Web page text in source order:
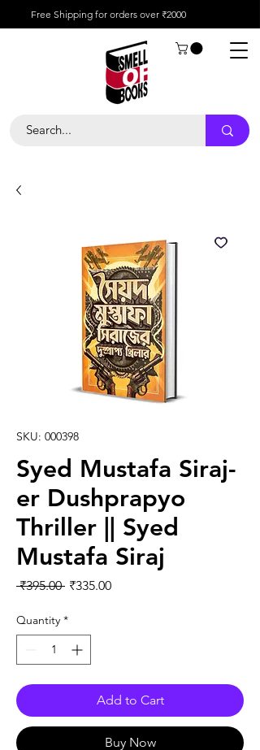
Free Shipping for orders over ₹2000
SKU: 000398
Syed Mustafa Siraj-
er Dushprapyo
Thriller || Syed
Mustafa Siraj
₹395.00 Regular Price
₹335.00Sale Price
Quantity *
Add to Cart
Buy Now